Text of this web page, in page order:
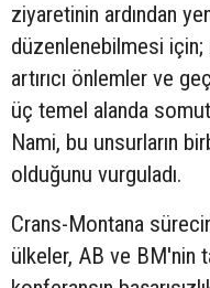
ziyaretinin ardından
düzenlenebilmesi
artırıcı önlemler ve
üç temel alanda
Nami, bu unsurların
olduğunu vurguladı.
Crans-Montana
ülkeler, AB ve BM'nin